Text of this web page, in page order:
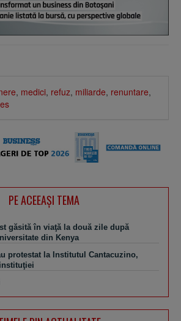
, medici, refuz, miliarde, renuntare,
PE ACEEAŞI TEMA
găsită în viaţă la două zile după
din Kenya
protestat la Institutul Cantacuzino,